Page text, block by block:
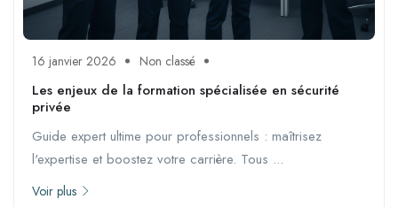
16 janvier 2026 Non classé
Les enjeux de la formation spécialisée en sécurité
privée
Guide expert ultime pour professionnels : maîtrisez
l'expertise et boostez votre carrière. Tous ...
Voir plus